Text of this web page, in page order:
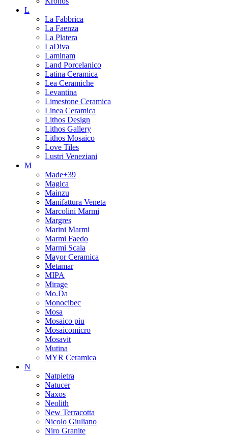
L
La Fabbrica
La Faenza
La Platera
LaDiva
Laminam
Land Porcelanico
Latina Ceramica
Lea Ceramiche
Levantina
Limestone Ceramica
Linea Ceramica
Lithos Design
Lithos Gallery
Lithos Mosaico
Love Tiles
Lustri Veneziani
M
Made+39
Magica
Mainzu
Manifattura Veneta
Marcolini Marmi
Margres
Marini Marmi
Marmi Faedo
Marmi Scala
Mayor Ceramica
Metamar
MIPA
Mirage
Mo.Da
Monocibec
Mosa
Mosaico piu
Mosaicomicro
Mosavit
Mutina
MYR Ceramica
N
Natpietra
Natucer
Naxos
Neolith
New Terracotta
Nicolo Giuliano
Niro Granite